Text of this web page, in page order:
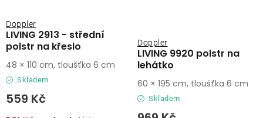
LIVING 2913 - střední
polstr na křeslo
Doppler
Skladem
559 Kč
48 × 110 cm, tloušťka 6 cm
LIVING 9920 polstr na
lehátko
Doppler
Skladem
60 × 195 cm, tloušťka 6 cm